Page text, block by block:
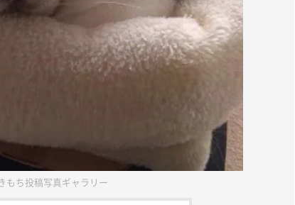
もち投稿写真ギャラリー